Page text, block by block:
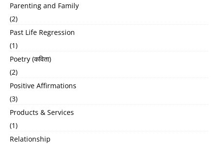
Parenting and Family
(2)
Past Life Regression
(1)
Poetry (कविता)
(2)
Positive Affirmations
(3)
Products & Services
(1)
Relationship